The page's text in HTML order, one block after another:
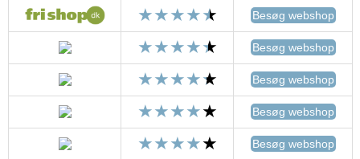
Besøg webshop
Besøg webshop
Besøg webshop
Besøg webshop
Besøg webshop